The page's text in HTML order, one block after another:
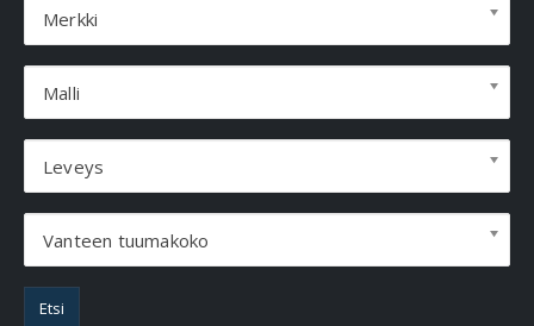
Merkki
Malli
Leveys
Vanteen tuumakoko
Etsi